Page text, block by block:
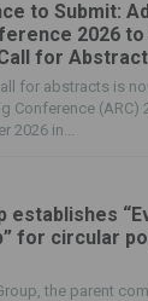
to Submit:
2026
for
for abstracts is
Conference (ARC)
2026 in...
establishes
for circular
the parent